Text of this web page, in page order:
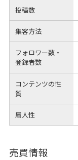
投稿数
集客方法
フォロワー数・
登録者数
コンテンツの性
質
属人性
売買情報